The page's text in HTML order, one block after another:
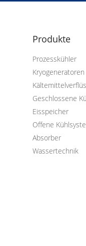
Produkte
Prozesskühler
Kryogeneratoren
Geschlossene
Eisspeicher
Offene
Absorber
Wassertechnik